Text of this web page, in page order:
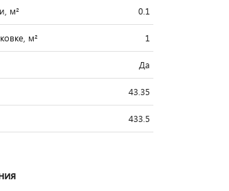
м² 0.1
м² 1
Да
43.35
433.5